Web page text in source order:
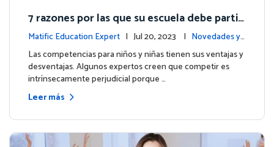
7 razones por las que su escuela debe partici
par en las Olimpiadas de Matemáticas de M
atific 2023
Matific Education Expert | Jul 20, 2023 | Novedades y
eventos
Las competencias para niños y niñas tienen sus ventajas y
desventajas. Algunos expertos creen que competir es
intrínsecamente perjudicial porque …
Leer más